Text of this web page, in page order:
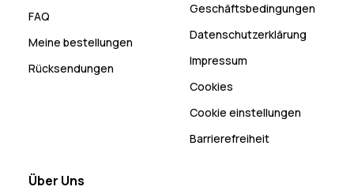
FAQ
Meine bestellungen
Rücksendungen
Geschäftsbedingungen
Datenschutzerklärung
Impressum
Cookies
Cookie einstellungen
Barrierefreiheit
Über Uns